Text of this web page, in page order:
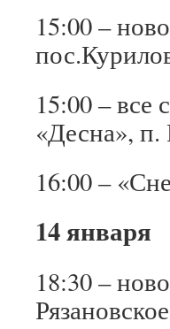
15:00 –
15:00 –
«Десна», п.
16:00 –
14 января
18:30 –
Рязановское